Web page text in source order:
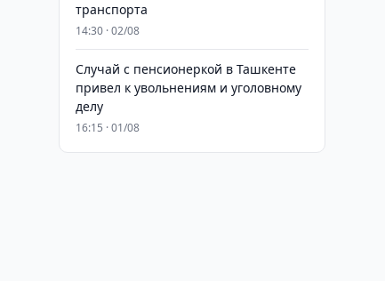
транспорта
14:30 · 02/08
Случай с пенсионеркой в Ташкенте
привел к увольнениям и уголовному
делу
16:15 · 01/08